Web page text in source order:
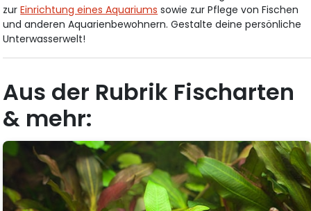
zurEinrichtung eines Aquariums sowie zur Pflege von Fischen
und anderen Aquarienbewohnern. Gestalte deine persönliche
Unterwasserwelt!
Aus der Rubrik Fischarten
& mehr: